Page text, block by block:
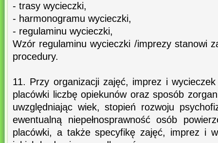
- trasy wycieczki,
- harmonogramu wycieczki,
- regulaminu wycieczki,
Wzór regulaminu wycieczki /imprezy stanowi
procedury.
11. Przy organizacji zajęć, imprez i
placówki liczbę opiekunów oraz sposób
uwzględniając wiek, stopień rozwoju
ewentualną niepełnosprawność osób
placówki, a także specyfikę zajęć, imprez i